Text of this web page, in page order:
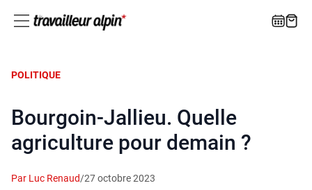
POLITIQUE
Bourgoin-Jallieu. Quelle
agriculture pour demain ?
Par Luc Renaud/27 octobre 2023